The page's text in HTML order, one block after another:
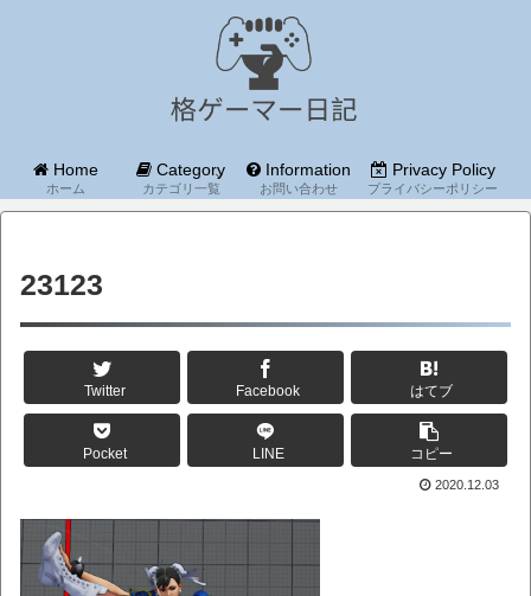
Home
ホーム
Category
カテゴリ一覧
Information
お問い合わせ
Privacy Policy
プライバシーポリシー
23123
Twitter Facebook はてブ
Pocket LINE コピー
2020.12.03